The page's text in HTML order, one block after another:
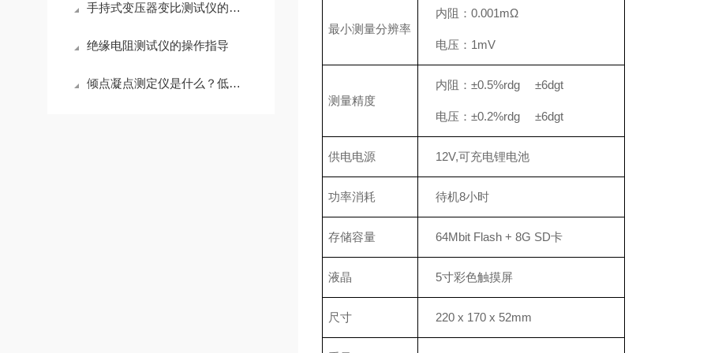
手持式变压器变比测试仪的使用场景
绝缘电阻测试仪的操作指导
倾点凝点测定仪是什么？低温指标为什么是变压器油必测项？
最小测量分辨率
内阻：0.001mΩ
电压：1mV
测量精度
内阻：±0.5%rdg ±6dgt
电压：±0.2%rdg ±6dgt
供电电源 12V,可充电锂电池
功率消耗 待机8小时
存储容量 64Mbit Flash + 8G SD卡
液晶 5寸彩色触摸屏
尺寸 220 x 170 x 52mm